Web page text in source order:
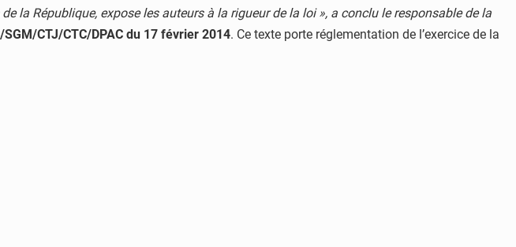
la République, expose les auteurs à la rigueur de la loi », a conclu le responsable de la
CTJ/CTC/DPAC du 17 février 2014. Ce texte porte réglementation de l’exercice de la